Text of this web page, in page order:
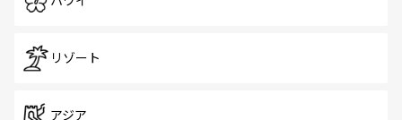
リゾート
アジア